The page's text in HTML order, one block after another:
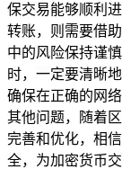
保交易能够顺利
转账，则需要借
中的风险保持谨
时，一定要清晰
确保在正确的网
其他问题，随着
完善和优化，相
全，为加密货币